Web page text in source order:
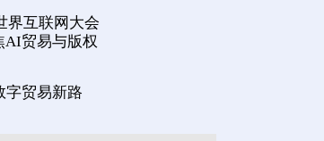
界互联网大会
AI贸易与版权
贸易新路